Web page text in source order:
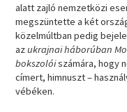
alatt zajló nemzetközi
megszüntette a két
közelmúltban pedig
azukrajnai háborúban
bokszolóiszámára, hogy
címert, himnuszt –
vébéken.